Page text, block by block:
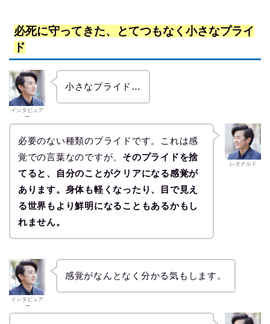
必死に守ってきた、とてつもなく小さなプライ
ド
インタビュア
ー
小さなプライド…
レオナルド
必要のない種類のプライドです。これは感
覚での言葉なのですが、 そのプライドを捨
てると、自分のことがクリアになる感覚が
あります。身体も軽くなったり、目で見え
る世界もより鮮明になることもあるかもし
れません。
インタビュア
ー
感覚がなんとなく分かる気もします。